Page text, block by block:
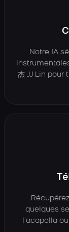
Notre IA
杰 JJ Lin
quelques
l’acapella